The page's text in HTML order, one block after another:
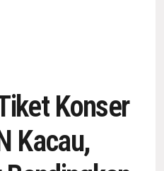
Konser
Kacau,